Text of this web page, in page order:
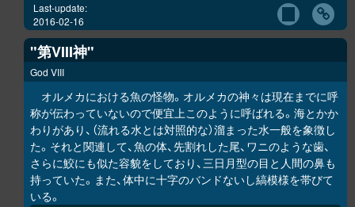
Last-update:
2016-02-16
"第VIII神"
God VIII
オルメカにおける魚の怪物。オルメカの神々は現在までに呼
称が伝わっていないので便宜上このように呼ばれる。海とかか
わりがあり、（流れる水とは対照的な）溜まった水一般を象徴し
た。それと関連して、魚の体、先割れした尾、ワニのような歯、
さらに鮫にも似た容貌をしており、三日月型の目と人間の鼻も
持っていた。また、体中に十字のバンドないし縞模様を帯びて
いる。